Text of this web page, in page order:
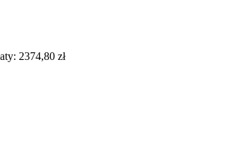
2374,80 zł